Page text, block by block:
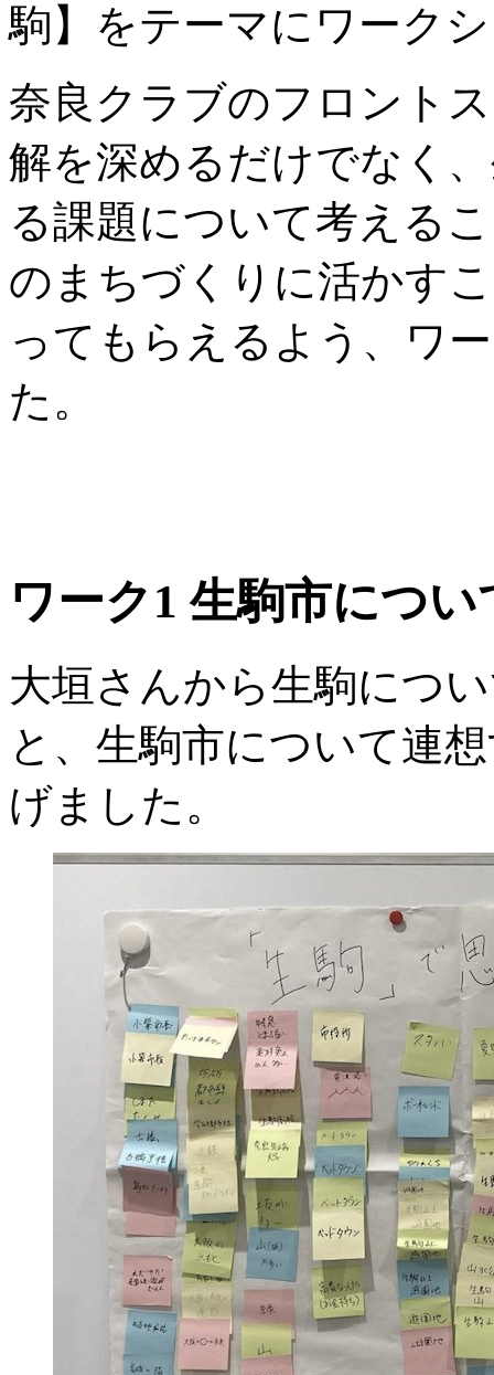
駒】をテーマにワーク
奈良クラブのフロント
解を深めるだけでなく
る課題について考える
のまちづくりに活かす
ってもらえるよう、ワ
た。
ワーク1 生駒市につい
大垣さんから生駒につ
と、生駒市について連
げました。